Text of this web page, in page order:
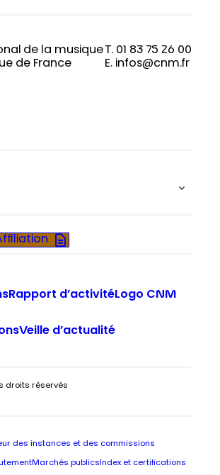
de la musique
de France
T. 01 83 75 26 00
E. infos@cnm.fr
Rapport d’activitéLogo CNM
Veille d’actualité
droits réservés
des instances et des commissions
Marchés publics Index et certifications